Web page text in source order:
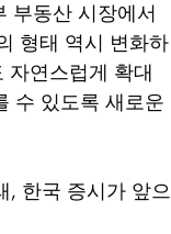
부동산 시장에서
형태 역시 변화하
자연스럽게 확대
수 있도록 새로운
, 한국 증시가 앞으